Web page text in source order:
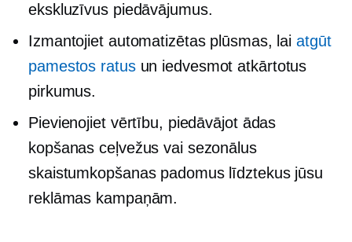
ekskluzīvus piedāvājumus.
Izmantojiet automatizētas plūsmas, laiatgūt
pamestos ratusun iedvesmot atkārtotus
pirkumus.
Pievienojiet vērtību, piedāvājot ādas
kopšanas ceļvežus vai sezonālus
skaistumkopšanas padomus līdztekus jūsu
reklāmas kampaņām.